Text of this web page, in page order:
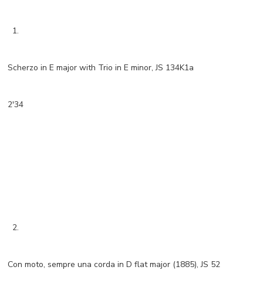
1.
Scherzo in E major with Trio in E minor, JS 134K1a
2'34
2.
Con moto, sempre una corda in D flat major (1885), JS 52